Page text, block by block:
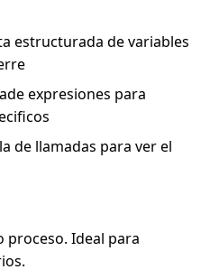
estructurada de variables
expresiones para
de llamadas para ver el
proceso. Ideal para